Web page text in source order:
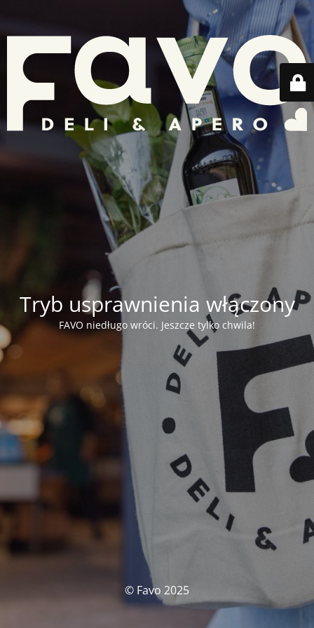
Tryb usprawnienia włączony
FAVO niedługo wróci. Jeszcze tylko chwila!
© Favo 2025